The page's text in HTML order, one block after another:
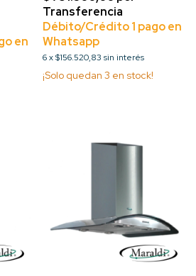
6x$156.520,83 sin interés
¡Solo quedan 3 en stock!